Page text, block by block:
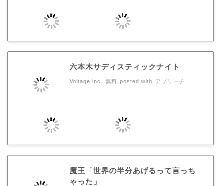
六本木サディスティックナイト
Voltage inc. 無料 posted with アプリーチ
魔王「世界の半分あげるって言っち
ゃった」